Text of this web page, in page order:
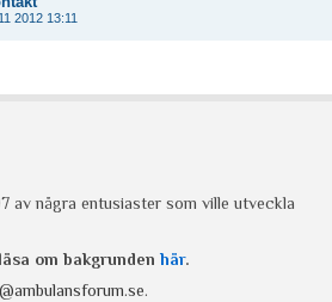
av några entusiaster som ville utveckla
om bakgrunden här.
.